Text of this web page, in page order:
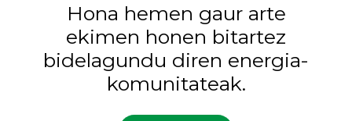
Hona hemen gaur arte
ekimen honen bitartez
bidelagundu diren energia-
komunitateak.